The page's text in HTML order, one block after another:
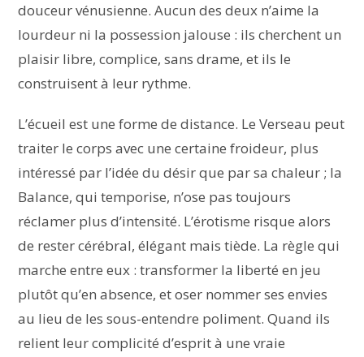
douceur vénusienne. Aucun des deux n’aime la
lourdeur ni la possession jalouse : ils cherchent un
plaisir libre, complice, sans drame, et ils le
construisent à leur rythme.
L’écueil est une forme de distance. Le Verseau peut
traiter le corps avec une certaine froideur, plus
intéressé par l’idée du désir que par sa chaleur ; la
Balance, qui temporise, n’ose pas toujours
réclamer plus d’intensité. L’érotisme risque alors
de rester cérébral, élégant mais tiède. La règle qui
marche entre eux : transformer la liberté en jeu
plutôt qu’en absence, et oser nommer ses envies
au lieu de les sous-entendre poliment. Quand ils
relient leur complicité d’esprit à une vraie